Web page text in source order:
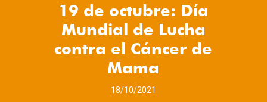
19 de octubre: Día
Mundial de Lucha
contra el Cáncer de
Mama
18/10/2021